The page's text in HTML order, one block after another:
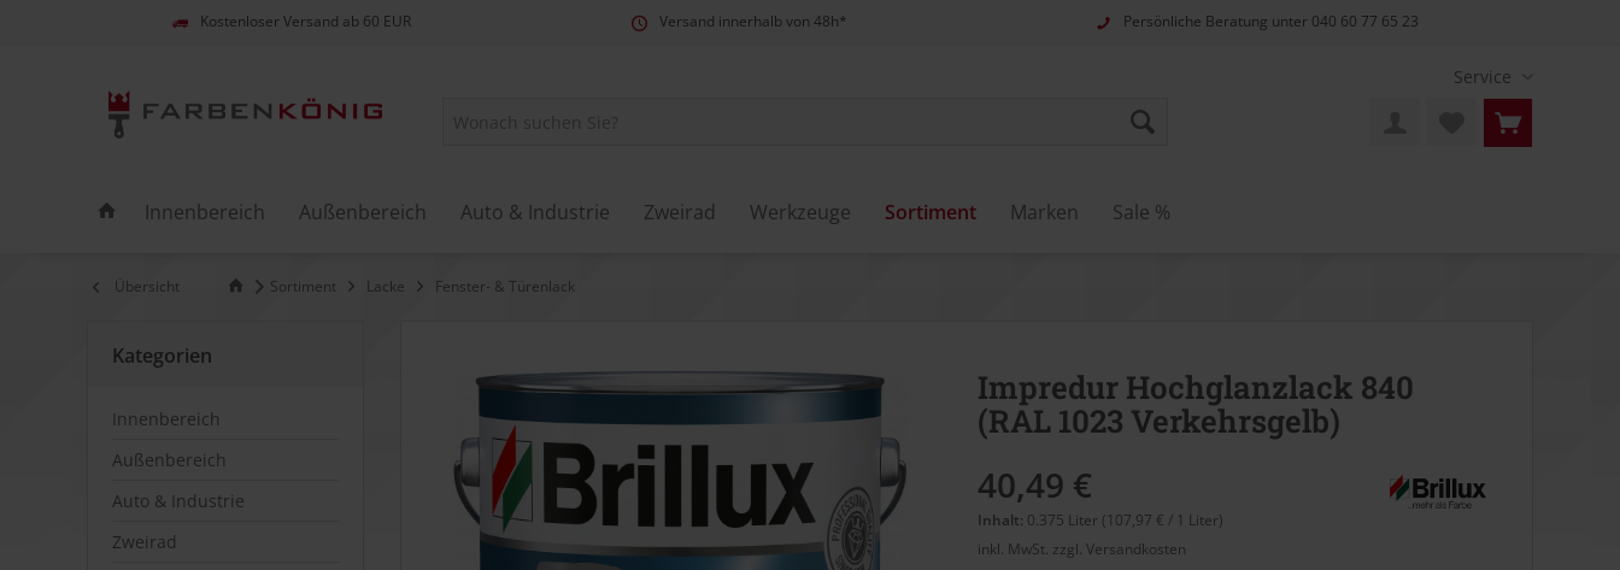
Kostenloser Versand ab 60 EUR Versand innerhalb von 48h* Persönliche Beratung unter 040 60 77 65 23
Service
Innenbereich Außenbereich Auto & Industrie Zweirad Werkzeuge Sortiment Marken Sale %
Übersicht Sortiment Lacke Fenster- & Türenlack
Kategorien
Innenbereich
Außenbereich
Auto & Industrie
Zweirad
Impredur Hochglanzlack 840
(RAL 1023 Verkehrsgelb)
40,49 €
Inhalt: 0.375 Liter (107,97 € / 1 Liter)
inkl. MwSt. zzgl. Versandkosten